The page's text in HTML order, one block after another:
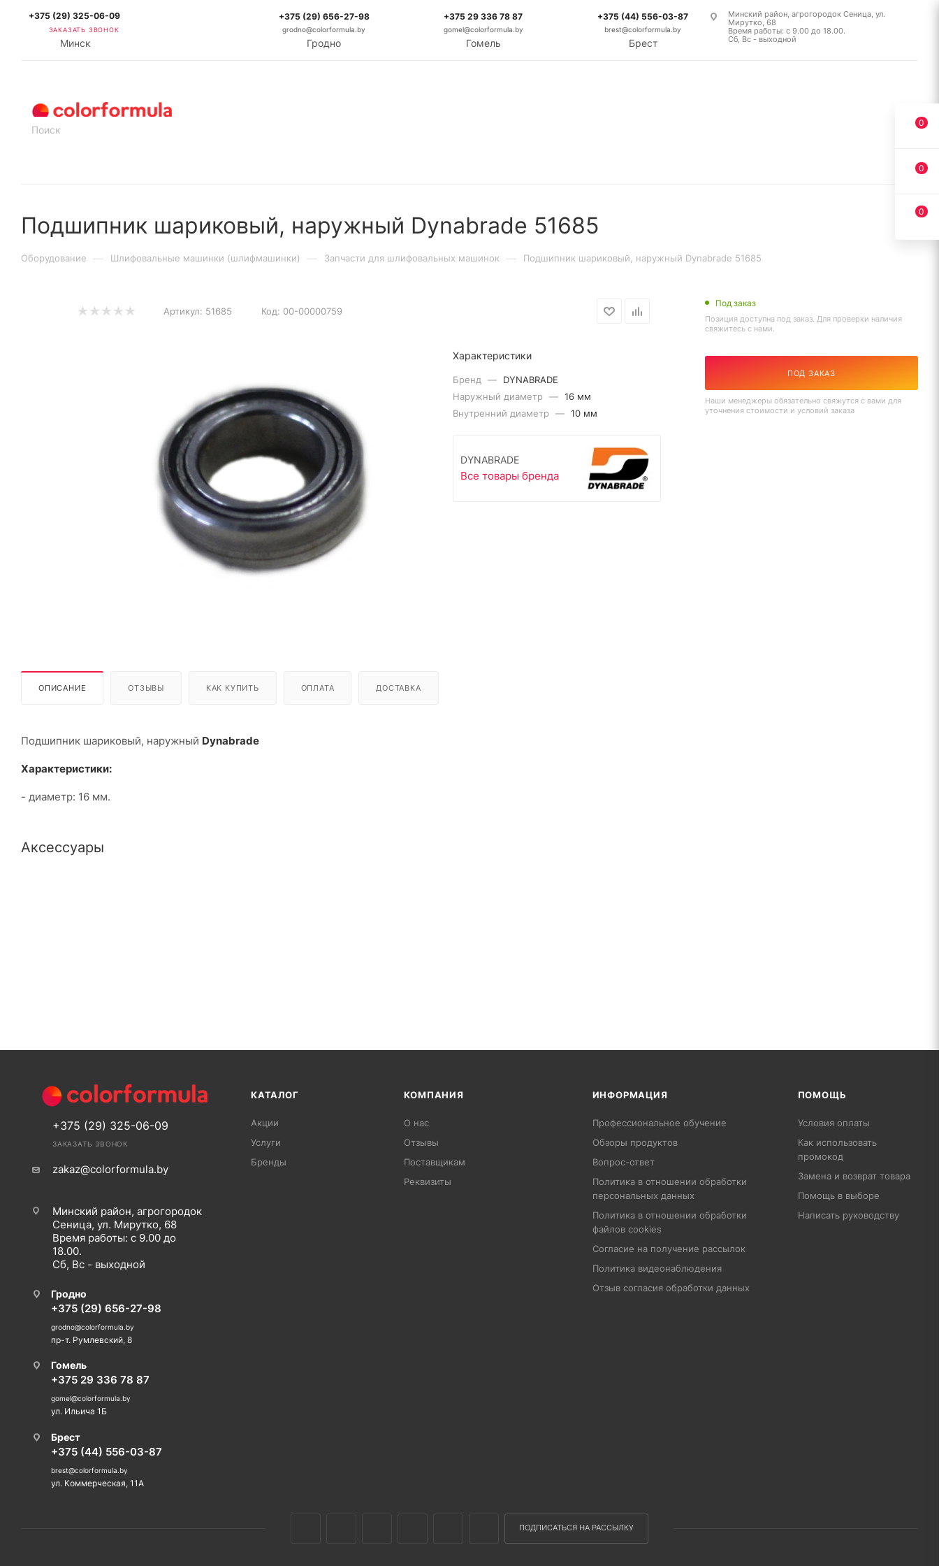
+375 (29) 325-06-09
ЗАКАЗАТЬ ЗВОНОК
Минск
+375 (29) 656-27-98
grodno@colorformula.by
Гродно
+375 29 336 78 87
gomel@colorformula.by
Гомель
+375 (44) 556-03-87
brest@colorformula.by
Брест
Минский район, агрогородок Сеница, ул.
Мирутко, 68
Время работы: с 9.00 до 18.00.
Сб, Вс - выходной
Подшипник шариковый, наружный Dynabrade 51685
Оборудование — Шлифовальные машинки (шлифмашинки) — Запчасти для шлифовальных машинок — Подшипник шариковый, наружный Dynabrade 51685
Артикул: 51685 Код: 00-00000759
Характеристики
Бренд —
DYNABRADE
Наружный диаметр
— 16 мм
Внутренний диаметр
— 10 мм
DYNABRADE
Все товары бренда
ОПИСАНИЕ ОТЗЫВЫ КАК КУПИТЬ ОПЛАТА ДОСТАВКА
Подшипник шариковый, наружный Dynabrade
Характеристики:
- диаметр: 16 мм.
Аксессуары
Под заказ
Позиция доступна под заказ. Для проверки наличия
свяжитесь с нами.
ПОД ЗАКАЗ
Наши менеджеры обязательно свяжутся с вами для
уточнения стоимости и условий заказа
+375 (29) 325-06-09
ЗАКАЗАТЬ ЗВОНОК
zakaz@colorformula.by
Минский район, агрогородок
Сеница, ул. Мирутко, 68
Время работы: с 9.00 до
18.00.
Сб, Вс - выходной
Гродно
+375 (29) 656-27-98
grodno@colorformula.by
пр-т. Румлевский, 8
Гомель
+375 29 336 78 87
gomel@colorformula.by
ул. Ильича 1Б
Брест
+375 (44) 556-03-87
brest@colorformula.by
ул. Коммерческая, 11А
КАТАЛОГ
Акции
Услуги
Бренды
КОМПАНИЯ
О нас
Отзывы
Поставщикам
Реквизиты
ИНФОРМАЦИЯ
Профессиональное обучение
Обзоры продуктов
Вопрос-ответ
Политика в отношении обработки
персональных данных
Политика в отношении обработки
файлов cookies
Согласие на получение рассылок
Политика видеонаблюдения
Отзыв согласия обработки данных
ПОМОЩЬ
Условия оплаты
Как использовать
промокод
Замена и возврат товара
Помощь в выборе
Написать руководству
ПОДПИСАТЬСЯ НА РАССЫЛКУ
0
0
0